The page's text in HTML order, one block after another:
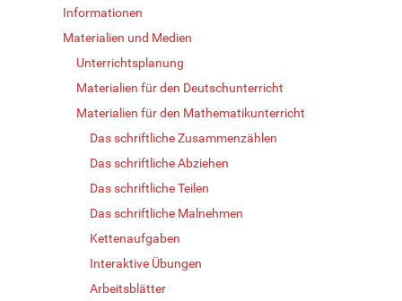
Informationen
Materialien und Medien
Unterrichtsplanung
Materialien für den Deutschunterricht
Materialien für den Mathematikunterricht
Das schriftliche Zusammenzählen
Das schriftliche Abziehen
Das schriftliche Teilen
Das schriftliche Malnehmen
Kettenaufgaben
Interaktive Übungen
Arbeitsblätter